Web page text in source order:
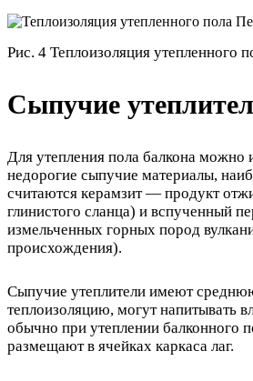
Рис. 4 Теплоизоляция утепленного
Сыпучие
Для утепления пола балкона можно
недорогие сыпучие материалы,
считаются керамзит — продукт
глинистого сланца) и вспученный
измельченных горных пород
происхождения).
Сыпучие утеплители имеют
теплоизоляцию, могут напитывать
обычно при утеплении балконного
размещают в ячейках каркаса лаг.